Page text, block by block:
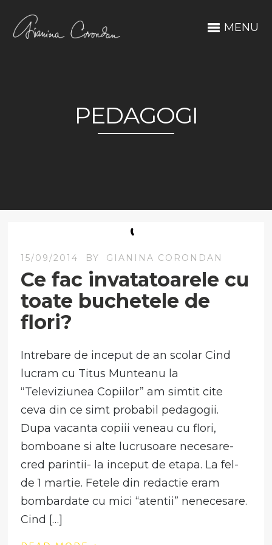
MENU
PEDAGOGI
15/09/2014 BY GIANINA CORONDAN
Ce fac invatatoarele cu
toate buchetele de
flori?
Intrebare de inceput de an scolar Cind
lucram cu Titus Munteanu la
“Televiziunea Copiilor” am simtit cite
ceva din ce simt probabil pedagogii.
Dupa vacanta copiii veneau cu flori,
bomboane si alte lucrusoare necesare-
cred parintii- la inceput de etapa. La fel-
de 1 martie. Fetele din redactie eram
bombardate cu mici “atentii” nenecesare.
Cind […]